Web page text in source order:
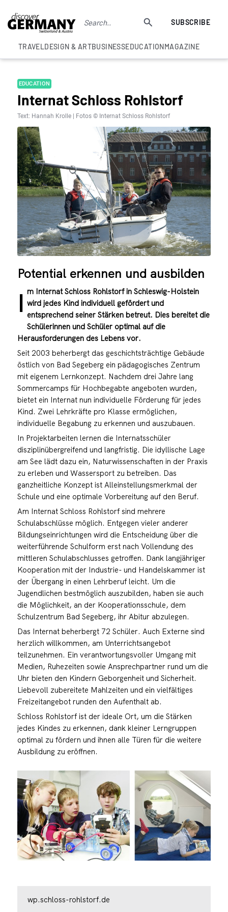
SUBSCRIBE
TRAVELDESIGN & ARTBUSINESSEDUCATIONMAGAZINE
EDUCATION
Internat Schloss Rohlstorf
Text: Hannah Krolle | Fotos © Internat Schloss Rohlstorf
Potential erkennen und ausbilden
I m Internat Schloss Rohlstorf in Schleswig-Holstein
wird jedes Kind individuell gefördert und
entsprechend seiner Stärken betreut. Dies bereitet die
Schülerinnen und Schüler optimal auf die
Herausforderungen des Lebens vor.
Seit 2003 beherbergt das geschichtsträchtige Gebäude
östlich von Bad Segeberg ein pädagogisches Zentrum
mit eigenem Lernkonzept. Nachdem drei Jahre lang
Sommercamps für Hochbegabte angeboten wurden,
bietet ein Internat nun individuelle Förderung für jedes
Kind. Zwei Lehrkräfte pro Klasse ermöglichen,
individuelle Begabung zu erkennen und auszubauen.
In Projektarbeiten lernen die Internatsschüler
disziplinübergreifend und langfristig. Die idyllische Lage
am See lädt dazu ein, Naturwissenschaften in der Praxis
zu erleben und Wassersport zu betreiben. Das
ganzheitliche Konzept ist Alleinstellungsmerkmal der
Schule und eine optimale Vorbereitung auf den Beruf.
Am Internat Schloss Rohlstorf sind mehrere
Schulabschlüsse möglich. Entgegen vieler anderer
Bildungseinrichtungen wird die Entscheidung über die
weiterführende Schulform erst nach Vollendung des
mittleren Schulabschlusses getroffen. Dank langjähriger
Kooperation mit der Industrie- und Handelskammer ist
der Übergang in einen Lehrberuf leicht. Um die
Jugendlichen bestmöglich auszubilden, haben sie auch
die Möglichkeit, an der Kooperationsschule, dem
Schulzentrum Bad Segeberg, ihr Abitur abzulegen.
Das Internat beherbergt 72 Schüler. Auch Externe sind
herzlich willkommen, am Unterrichtsangebot
teilzunehmen. Ein verantwortungsvoller Umgang mit
Medien, Ruhezeiten sowie Ansprechpartner rund um die
Uhr bieten den Kindern Geborgenheit und Sicherheit.
Liebevoll zubereitete Mahlzeiten und ein vielfältiges
Freizeitangebot runden den Aufenthalt ab.
Schloss Rohlstorf ist der ideale Ort, um die Stärken
jedes Kindes zu erkennen, dank kleiner Lerngruppen
optimal zu fördern und ihnen alle Türen für die weitere
Ausbildung zu eröffnen.
wp.schloss-rohlstorf.de